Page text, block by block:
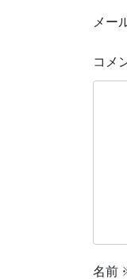
メー
コメ
名前